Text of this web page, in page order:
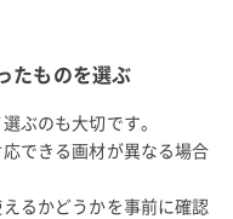
たものを選ぶ
ぶのも大切です。
できる画材が異なる場合
るかどうかを事前に確認